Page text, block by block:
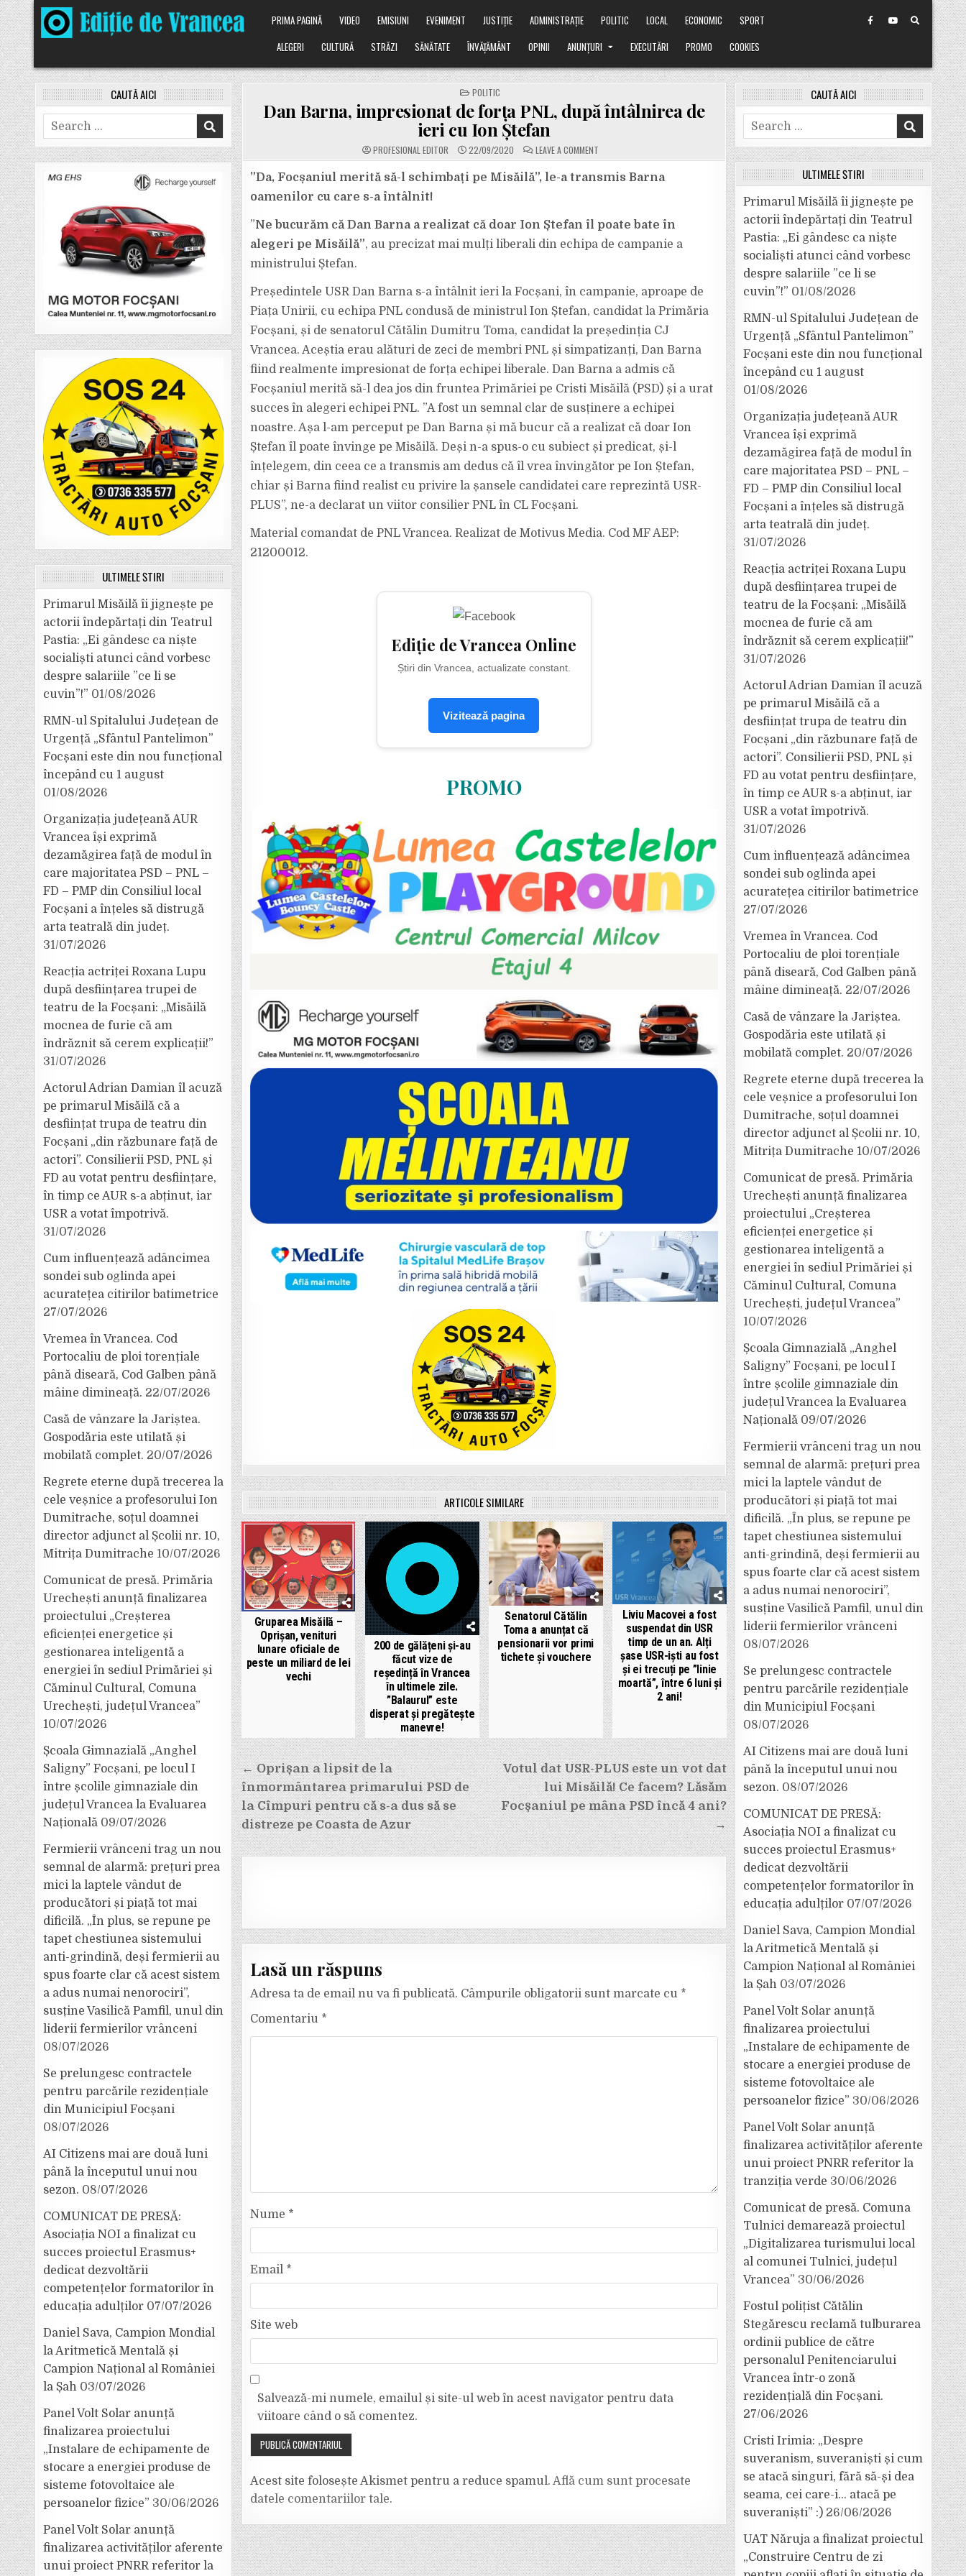
Skip
to
content
PRIMA PAGINĂ VIDEO EMISIUNI EVENIMENT JUSTIȚIE ADMINISTRAȚIE POLITIC LOCAL ECONOMIC
SPORT
ALEGERI
CULTURĂ STRĂZI SĂNĂTATE ÎNVĂȚĂMÂNT OPINII ANUNȚURI EXECUTĂRI PROMO COOKIES
POSTED
IN
POLITIC
Dan Barna, impresionat de forța PNL, după întâlnirea de
ieri cu Ion Ștefan
PROFESIONAL EDITOR 22/09/2020 LEAVE A COMMENTON
DAN
IMPRESIONAT
DE
ÎNTÂLNIREA
DE
CU
”Da, Focșaniul merită să-l schimbați pe Misăilă”, le-a transmis Barna
oamenilor cu care s-a întâlnit!
”Ne bucurăm că Dan Barna a realizat că doar Ion Ștefan îl poate bate în
alegeri pe Misăilă”, au precizat mai mulți liberali din echipa de campanie a
ministrului Ștefan.
Președintele USR Dan Barna s-a întâlnit ieri la Focșani, în campanie, aproape de
Piața Unirii, cu echipa PNL condusă de ministrul Ion Ștefan, candidat la Primăria
Focșani, și de senatorul Cătălin Dumitru Toma, candidat la președinția CJ
Vrancea. Aceștia erau alături de zeci de membri PNL și simpatizanți, Dan Barna
fiind realmente impresionat de forța echipei liberale. Dan Barna a admis că
Focșaniul merită să-l dea jos din fruntea Primăriei pe Cristi Misăilă (PSD) și a urat
succes în alegeri echipei PNL. ”A fost un semnal clar de susținere a echipei
noastre. Așa l-am perceput pe Dan Barna și mă bucur că a realizat că doar Ion
Ștefan îl poate învinge pe Misăilă. Deși n-a spus-o cu subiect și predicat, și-l
înțelegem, din ceea ce a transmis am dedus că îl vrea învingător pe Ion Ștefan,
chiar și Barna fiind realist cu privire la șansele candidatei care reprezintă USR-
PLUS”, ne-a declarat un viitor consilier PNL în CL Focșani.
Material comandat de PNL Vrancea. Realizat de Motivus Media. Cod MF AEP:
21200012.
Ediție de Vrancea Online
Știri din Vrancea, actualizate constant.
Vizitează pagina
PROMO
ARTICOLE SIMILARE
Gruparea Misăilă –
Oprișan, venituri
lunare oficiale de
peste un miliard de lei
vechi
200 de gălățeni și-au
făcut vize de
reședință în Vrancea
în ultimele zile.
”Balaurul” este
disperat și pregătește
manevre!
Senatorul Cătălin
Toma a anunțat că
pensionarii vor primi
tichete și vouchere
Liviu Macovei a fost
suspendat din USR
timp de un an. Alți
șase USR-iști au fost
și ei trecuți pe ”linie
moartă”, între 6 luni și
2 ani!
Navigare
în
articole
Votul dat USR-PLUS este un vot dat
lui Misăilă! Ce facem? Lăsăm
Focșaniul pe mâna PSD încă 4 ani?
→
← Oprișan a lipsit de la
înmormântarea primarului PSD de
la Cîmpuri pentru că s-a dus să se
distreze pe Coasta de Azur
Lasă un răspuns
Adresa ta de email nu va fi publicată. Câmpurile obligatorii sunt marcate cu *
Comentariu *
Nume *
Email *
Site web
Salvează-mi numele, emailul și site-ul web în acest navigator pentru data
viitoare când o să comentez.
Acest site folosește Akismet pentru a reduce spamul. Află cum sunt procesate
datele comentariilor tale.
CAUTĂ AICI
Search
for:
ULTIMELE ȘTIRI
Primarul Misăilă îi jignește pe
actorii îndepărtați din Teatrul
Pastia: „Ei gândesc ca niște
socialiști atunci când vorbesc
despre salariile ”ce li se
cuvin”!” 01/08/2026
RMN-ul Spitalului Județean de
Urgență „Sfântul Pantelimon”
Focșani este din nou funcțional
începând cu 1 august
01/08/2026
Organizația județeană AUR
Vrancea își exprimă
dezamăgirea față de modul în
care majoritatea PSD – PNL –
FD – PMP din Consiliul local
Focșani a înțeles să distrugă
arta teatrală din județ.
31/07/2026
Reacția actriței Roxana Lupu
după desființarea trupei de
teatru de la Focșani: „Misăilă
mocnea de furie că am
îndrăznit să cerem explicații!”
31/07/2026
Actorul Adrian Damian îl acuză
pe primarul Misăilă că a
desființat trupa de teatru din
Focșani „din răzbunare față de
actori”. Consilierii PSD, PNL și
FD au votat pentru desființare,
în timp ce AUR s-a abținut, iar
USR a votat împotrivă.
31/07/2026
Cum influențează adâncimea
sondei sub oglinda apei
acuratețea citirilor batimetrice
27/07/2026
Vremea în Vrancea. Cod
Portocaliu de ploi torențiale
până diseară, Cod Galben până
mâine dimineață. 22/07/2026
Casă de vânzare la Jariștea.
Gospodăria este utilată și
mobilată complet. 20/07/2026
Regrete eterne după trecerea la
cele veșnice a profesorului Ion
Dumitrache, soțul doamnei
director adjunct al Școlii nr. 10,
Mitrița Dumitrache 10/07/2026
Comunicat de presă. Primăria
Urechești anunță finalizarea
proiectului „Creșterea
eficienței energetice și
gestionarea inteligentă a
energiei în sediul Primăriei și
Căminul Cultural, Comuna
Urechești, județul Vrancea”
10/07/2026
Școala Gimnazială „Anghel
Saligny” Focșani, pe locul I
între școlile gimnaziale din
județul Vrancea la Evaluarea
Națională 09/07/2026
Fermierii vrânceni trag un nou
semnal de alarmă: prețuri prea
mici la laptele vândut de
producători și piață tot mai
dificilă. „În plus, se repune pe
tapet chestiunea sistemului
anti-grindină, deși fermierii au
spus foarte clar că acest sistem
a adus numai nenorociri”,
susține Vasilică Pamfil, unul din
liderii fermierilor vrânceni
08/07/2026
Se prelungesc contractele
pentru parcările rezidențiale
din Municipiul Focșani
08/07/2026
AI Citizens mai are două luni
până la începutul unui nou
sezon. 08/07/2026
COMUNICAT DE PRESĂ:
Asociația NOI a finalizat cu
succes proiectul Erasmus+
dedicat dezvoltării
competențelor formatorilor în
educația adulților 07/07/2026
Daniel Sava, Campion Mondial
la Aritmetică Mentală și
Campion Național al României
la Șah 03/07/2026
Panel Volt Solar anunță
finalizarea proiectului
„Instalare de echipamente de
stocare a energiei produse de
sisteme fotovoltaice ale
persoanelor fizice” 30/06/2026
Panel Volt Solar anunță
finalizarea activităților aferente
unui proiect PNRR referitor la
CAUTĂ AICI
Search
for:
ULTIMELE ȘTIRI
Primarul Misăilă îi jignește pe
actorii îndepărtați din Teatrul
Pastia: „Ei gândesc ca niște
socialiști atunci când vorbesc
despre salariile ”ce li se
cuvin”!” 01/08/2026
RMN-ul Spitalului Județean de
Urgență „Sfântul Pantelimon”
Focșani este din nou funcțional
începând cu 1 august
01/08/2026
Organizația județeană AUR
Vrancea își exprimă
dezamăgirea față de modul în
care majoritatea PSD – PNL –
FD – PMP din Consiliul local
Focșani a înțeles să distrugă
arta teatrală din județ.
31/07/2026
Reacția actriței Roxana Lupu
după desființarea trupei de
teatru de la Focșani: „Misăilă
mocnea de furie că am
îndrăznit să cerem explicații!”
31/07/2026
Actorul Adrian Damian îl acuză
pe primarul Misăilă că a
desființat trupa de teatru din
Focșani „din răzbunare față de
actori”. Consilierii PSD, PNL și
FD au votat pentru desființare,
în timp ce AUR s-a abținut, iar
USR a votat împotrivă.
31/07/2026
Cum influențează adâncimea
sondei sub oglinda apei
acuratețea citirilor batimetrice
27/07/2026
Vremea în Vrancea. Cod
Portocaliu de ploi torențiale
până diseară, Cod Galben până
mâine dimineață. 22/07/2026
Casă de vânzare la Jariștea.
Gospodăria este utilată și
mobilată complet. 20/07/2026
Regrete eterne după trecerea la
cele veșnice a profesorului Ion
Dumitrache, soțul doamnei
director adjunct al Școlii nr. 10,
Mitrița Dumitrache 10/07/2026
Comunicat de presă. Primăria
Urechești anunță finalizarea
proiectului „Creșterea
eficienței energetice și
gestionarea inteligentă a
energiei în sediul Primăriei și
Căminul Cultural, Comuna
Urechești, județul Vrancea”
10/07/2026
Școala Gimnazială „Anghel
Saligny” Focșani, pe locul I
între școlile gimnaziale din
județul Vrancea la Evaluarea
Națională 09/07/2026
Fermierii vrânceni trag un nou
semnal de alarmă: prețuri prea
mici la laptele vândut de
producători și piață tot mai
dificilă. „În plus, se repune pe
tapet chestiunea sistemului
anti-grindină, deși fermierii au
spus foarte clar că acest sistem
a adus numai nenorociri”,
susține Vasilică Pamfil, unul din
liderii fermierilor vrânceni
08/07/2026
Se prelungesc contractele
pentru parcările rezidențiale
din Municipiul Focșani
08/07/2026
AI Citizens mai are două luni
până la începutul unui nou
sezon. 08/07/2026
COMUNICAT DE PRESĂ:
Asociația NOI a finalizat cu
succes proiectul Erasmus+
dedicat dezvoltării
competențelor formatorilor în
educația adulților 07/07/2026
Daniel Sava, Campion Mondial
la Aritmetică Mentală și
Campion Național al României
la Șah 03/07/2026
Panel Volt Solar anunță
finalizarea proiectului
„Instalare de echipamente de
stocare a energiei produse de
sisteme fotovoltaice ale
persoanelor fizice” 30/06/2026
Panel Volt Solar anunță
finalizarea activităților aferente
unui proiect PNRR referitor la
tranziția verde 30/06/2026
Comunicat de presă. Comuna
Tulnici demarează proiectul
„Digitalizarea turismului local
al comunei Tulnici, județul
Vrancea” 30/06/2026
Fostul polițist Cătălin
Stegărescu reclamă tulburarea
ordinii publice de către
personalul Penitenciarului
Vrancea într-o zonă
rezidențială din Focșani.
27/06/2026
Cristi Irimia: „Despre
suveranism, suveraniști și cum
se atacă singuri, fără să-și dea
seama, cei care-i… atacă pe
suveraniști” :) 26/06/2026
UAT Năruja a finalizat proiectul
„Construire Centru de zi